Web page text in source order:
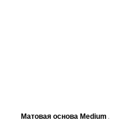
Матовая основа Medium